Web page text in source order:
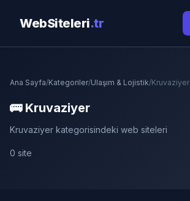
WebSiteleri.tr
Ana Sayfa/Kategoriler/Ulaşım & Lojistik/Kruvaziyer
🚌 Kruvaziyer
Kruvaziyer kategorisindeki web siteleri
0 site